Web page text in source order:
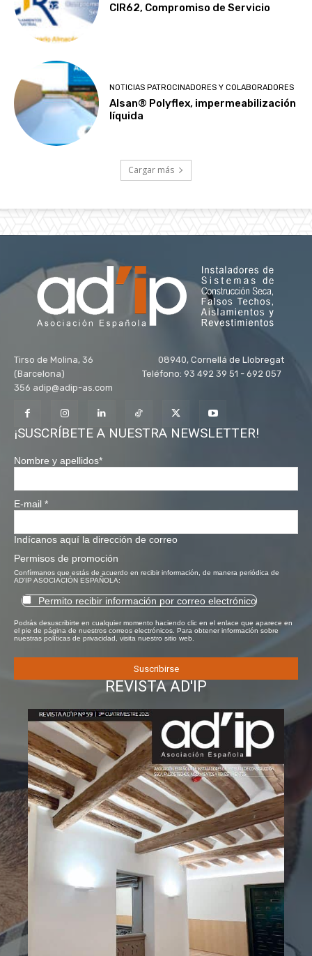
CIR62, Compromiso de Servicio
NOTICIAS PATROCINADORES Y COLABORADORES
Alsan® Polyflex, impermeabilización
líquida
Cargar más
Tirso de Molina, 36 08940, Cornellá de Llobregat
(Barcelona) Teléfono: 93 492 39 51 - 692 057
356 adip@adip-as.com
¡SUSCRÍBETE A NUESTRA NEWSLETTER!
Nombre y apellidos*
E-mail *
Indícanos aquí la dirección de correo
Permisos de promoción
Confírmanos que estás de acuerdo en recibir información, de manera periódica de
AD'IP ASOCIACIÓN ESPAÑOLA:
Permito recibir información por correo electrónico
Podrás desuscribirte en cualquier momento haciendo clic en el enlace que aparece en
el pie de página de nuestros correos electrónicos. Para obtener información sobre
nuestras políticas de privacidad, visita nuestro sitio web.
REVISTA AD'IP